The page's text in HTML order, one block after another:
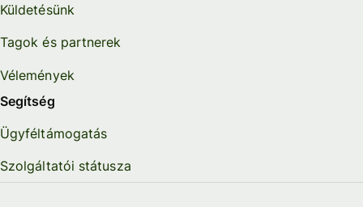
Küldetésünk
Tagok és partnerek
Vélemények
Segítség
Ügyféltámogatás
Szolgáltatói státusza